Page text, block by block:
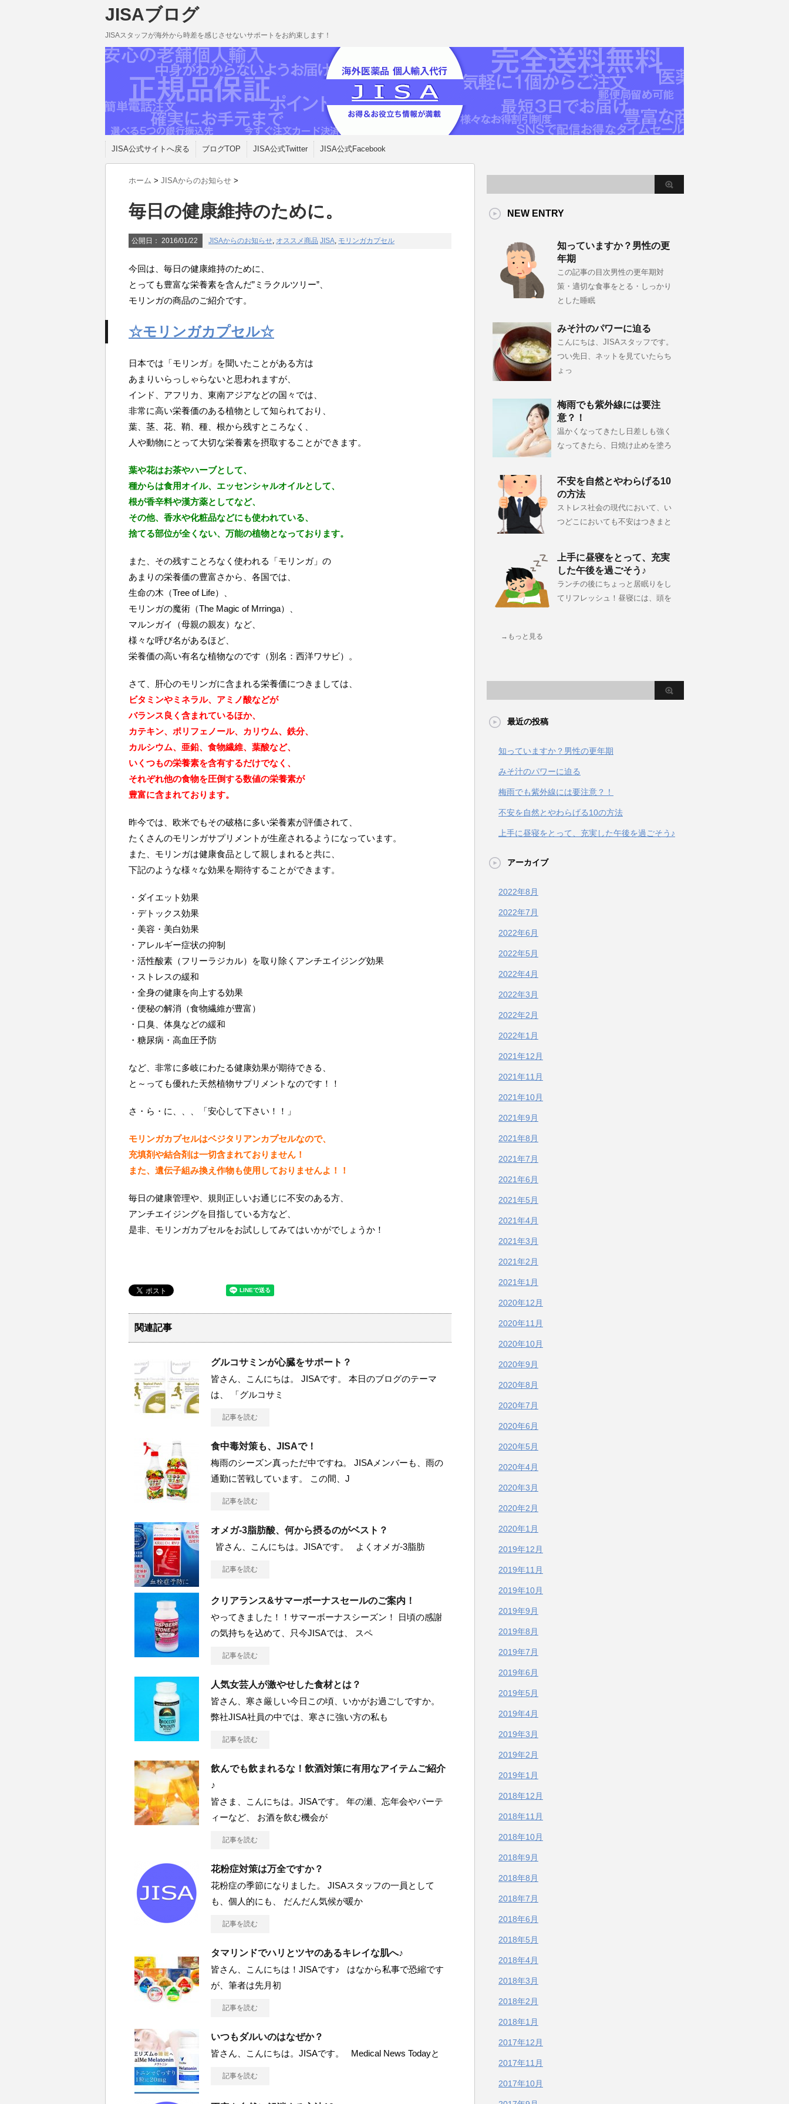
JISAブログ
JISAスタッフが海外から時差を感じさせないサポートをお約束します！
JISA公式サイトへ戻る ブログTOP JISA公式Twitter JISA公式Facebook
ホーム > JISAからのお知らせ >
毎日の健康維持のために。
公開日： 2016/01/22 JISAからのお知らせ, オススメ商品 JISA, モリンガカプセル
今回は、毎日の健康維持のために、
とっても豊富な栄養素を含んだ”ミラクルツリー”、
モリンガの商品のご紹介です。
☆モリンガカプセル☆
日本では「モリンガ」を聞いたことがある方は
あまりいらっしゃらないと思われますが、
インド、アフリカ、東南アジアなどの国々では、
非常に高い栄養価のある植物として知られており、
葉、茎、花、鞘、種、根から残すところなく、
人や動物にとって大切な栄養素を摂取することができます。
葉や花はお茶やハーブとして、
種からは食用オイル、エッセンシャルオイルとして、
根が香辛料や漢方薬としてなど、
その他、香水や化粧品などにも使われている、
捨てる部位が全くない、万能の植物となっております。
また、その残すことろなく使われる「モリンガ」の
あまりの栄養価の豊富さから、各国では、
生命の木（Tree of Life）、
モリンガの魔術（The Magic of Mrringa）、
マルンガイ（母親の親友）など、
様々な呼び名があるほど、
栄養価の高い有名な植物なのです（別名：西洋ワサビ）。
さて、肝心のモリンガに含まれる栄養価につきましては、
ビタミンやミネラル、アミノ酸などが
バランス良く含まれているほか、
カテキン、ポリフェノール、カリウム、鉄分、
カルシウム、亜鉛、食物繊維、葉酸など、
いくつもの栄養素を含有するだけでなく、
それぞれ他の食物を圧倒する数値の栄養素が
豊富に含まれております。
昨今では、欧米でもその破格に多い栄養素が評価されて、
たくさんのモリンガサプリメントが生産されるようになっています。
また、モリンガは健康食品として親しまれると共に、
下記のような様々な効果を期待することができます。
・ダイエット効果
・デトックス効果
・美容・美白効果
・アレルギー症状の抑制
・活性酸素（フリーラジカル）を取り除くアンチエイジング効果
・ストレスの緩和
・全身の健康を向上する効果
・便秘の解消（食物繊維が豊富）
・口臭、体臭などの緩和
・糖尿病・高血圧予防
など、非常に多岐にわたる健康効果が期待できる、
と～っても優れた天然植物サプリメントなのです！！
さ・ら・に、、、「安心して下さい！！」
モリンガカプセルはベジタリアンカプセルなので、
充填剤や結合剤は一切含まれておりません！
また、遺伝子組み換え作物も使用しておりませんよ！！
毎日の健康管理や、規則正しいお通じに不安のある方、
アンチエイジングを目指している方など、
是非、モリンガカプセルをお試ししてみてはいかがでしょうか！
関連記事
グルコサミンが心臓をサポート？
皆さん、こんにちは。 JISAです。 本日のブログのテーマ
は、 「グルコサミ
記事を読む
食中毒対策も、JISAで！
梅雨のシーズン真っただ中ですね。 JISAメンバーも、雨の
通勤に苦戦しています。 この間、J
記事を読む
オメガ-3脂肪酸、何から摂るのがベスト？
皆さん、こんにちは。JISAです。 よくオメガ-3脂肪
記事を読む
クリアランス&サマーボーナスセールのご案内！
やってきました！！サマーボーナスシーズン！ 日頃の感謝
の気持ちを込めて、只今JISAでは、 スペ
記事を読む
人気女芸人が激やせした食材とは？
皆さん、寒さ厳しい今日この頃、いかがお過ごしですか。
弊社JISA社員の中では、寒さに強い方の私も
記事を読む
飲んでも飲まれるな！飲酒対策に有用なアイテムご紹介
♪
皆さま、こんにちは。JISAです。 年の瀬、忘年会やパーテ
ィーなど、 お酒を飲む機会が
記事を読む
花粉症対策は万全ですか？
花粉症の季節になりました。 JISAスタッフの一員として
も、個人的にも、 だんだん気候が暖か
記事を読む
タマリンドでハリとツヤのあるキレイな肌へ♪
皆さん、こんにちは！JISAです♪ はなから私事で恐縮です
が、筆者は先月初
記事を読む
いつもダルいのはなぜか？
皆さん、こんにちは。JISAです。 Medical News Todayと
記事を読む
NEW ENTRY
知っていますか？男性の更
年期
この記事の目次男性の更年期対
策・適切な食事をとる・しっかり
とした睡眠
みそ汁のパワーに迫る
こんにちは、JISAスタッフです。
つい先日、ネットを見ていたらち
ょっ
梅雨でも紫外線には要注
意？！
温かくなってきたし日差しも強く
なってきたら、日焼け止めを塗ろ
不安を自然とやわらげる10
の方法
ストレス社会の現代において、い
つどこにおいても不安はつきまと
上手に昼寝をとって、充実
した午後を過ごそう♪
ランチの後にちょっと居眠りをし
てリフレッシュ！昼寝には、頭を
→もっと見る
最近の投稿
知っていますか？男性の更年期
みそ汁のパワーに迫る
梅雨でも紫外線には要注意？！
不安を自然とやわらげる10の方法
上手に昼寝をとって、充実した午後を過ごそう♪
アーカイブ
2022年8月
2022年7月
2022年6月
2022年5月
2022年4月
2022年3月
2022年2月
2022年1月
2021年12月
2021年11月
2021年10月
2021年9月
2021年8月
2021年7月
2021年6月
2021年5月
2021年4月
2021年3月
2021年2月
2021年1月
2020年12月
2020年11月
2020年10月
2020年9月
2020年8月
2020年7月
2020年6月
2020年5月
2020年4月
2020年3月
2020年2月
2020年1月
2019年12月
2019年11月
2019年10月
2019年9月
2019年8月
2019年7月
2019年6月
2019年5月
2019年4月
2019年3月
2019年2月
2019年1月
2018年12月
2018年11月
2018年10月
2018年9月
2018年8月
2018年7月
2018年6月
2018年5月
2018年4月
2018年3月
2018年2月
2018年1月
2017年12月
2017年11月
2017年10月